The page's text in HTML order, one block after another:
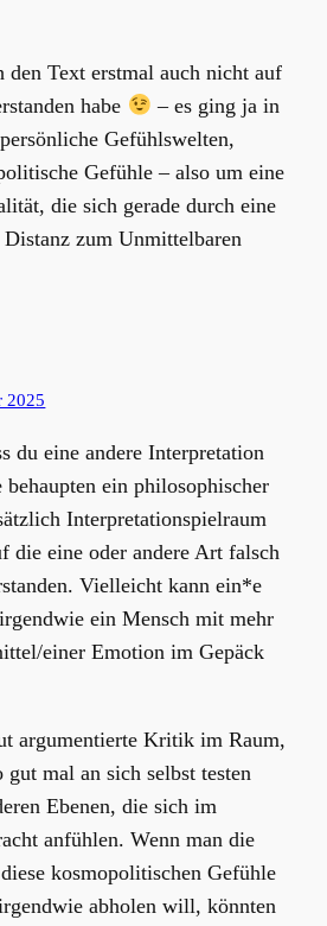
den Text erstmal auch nicht auf
habe
– es ging ja in
Gefühlswelten,
Gefühle – also um eine
die sich gerade durch eine
zum Unmittelbaren
2025
du eine andere Interpretation
ein philosophischer
Interpretationspielraum
die eine oder andere Art falsch
Vielleicht kann ein*e
ein Mensch mit mehr
einer Emotion im Gepäck
argumentierte Kritik im Raum,
gut mal an sich selbst testen
Ebenen, die sich im
anfühlen. Wenn man die
kosmopolitischen Gefühle
abholen will, könnten